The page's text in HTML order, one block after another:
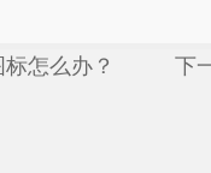
怎么办？
下一